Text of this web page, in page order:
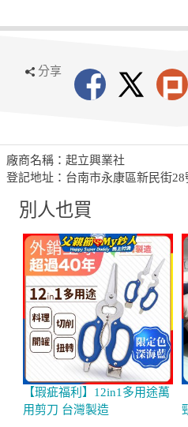
分享
廠商名稱：起立興業社
登記地址：台南市永康區新民街28
別人也買
【瑕疵福利】12in1多用途萬
用剪刀 台灣製造